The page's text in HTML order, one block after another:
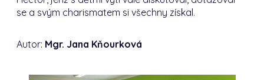
se a svým charismatem si všechny získal.
Autor: Mgr. Jana Kňourková